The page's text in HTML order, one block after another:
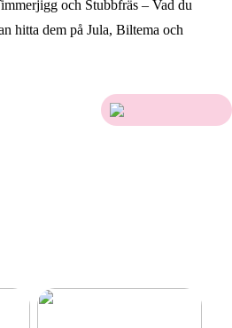
och Stubbfräs – Vad du
hitta dem på Jula, Biltema och